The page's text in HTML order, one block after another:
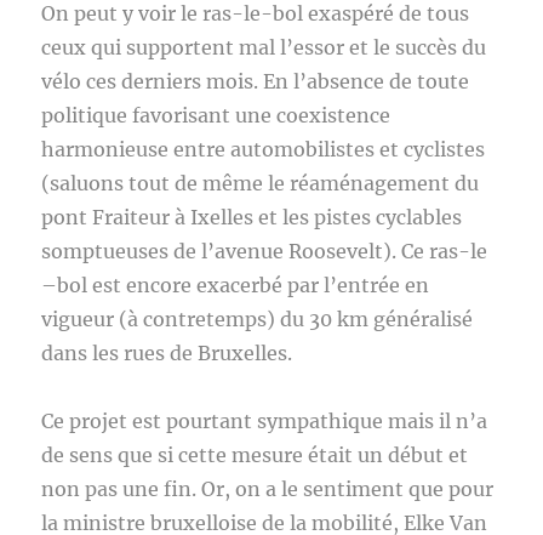
On peut y voir le ras-le-bol exaspéré de tous
ceux qui supportent mal l’essor et le succès du
vélo ces derniers mois. En l’absence de toute
politique favorisant une coexistence
harmonieuse entre automobilistes et cyclistes
(saluons tout de même le réaménagement du
pont Fraiteur à Ixelles et les pistes cyclables
somptueuses de l’avenue Roosevelt). Ce ras-le
–bol est encore exacerbé par l’entrée en
vigueur (à contretemps) du 30 km généralisé
dans les rues de Bruxelles.
Ce projet est pourtant sympathique mais il n’a
de sens que si cette mesure était un début et
non pas une fin. Or, on a le sentiment que pour
la ministre bruxelloise de la mobilité, Elke Van